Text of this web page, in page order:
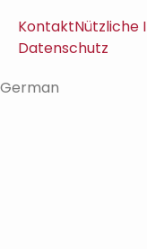
KontaktNützliche
Datenschutz
German